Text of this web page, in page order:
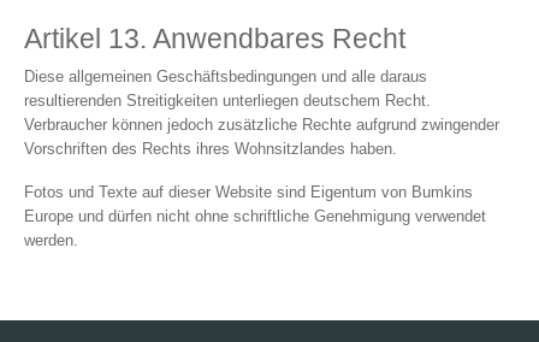
Artikel 13. Anwendbares Recht
Diese allgemeinen Geschäftsbedingungen und alle daraus
resultierenden Streitigkeiten unterliegen deutschem Recht.
Verbraucher können jedoch zusätzliche Rechte aufgrund zwingender
Vorschriften des Rechts ihres Wohnsitzlandes haben.
Fotos und Texte auf dieser Website sind Eigentum von Bumkins
Europe und dürfen nicht ohne schriftliche Genehmigung verwendet
werden.